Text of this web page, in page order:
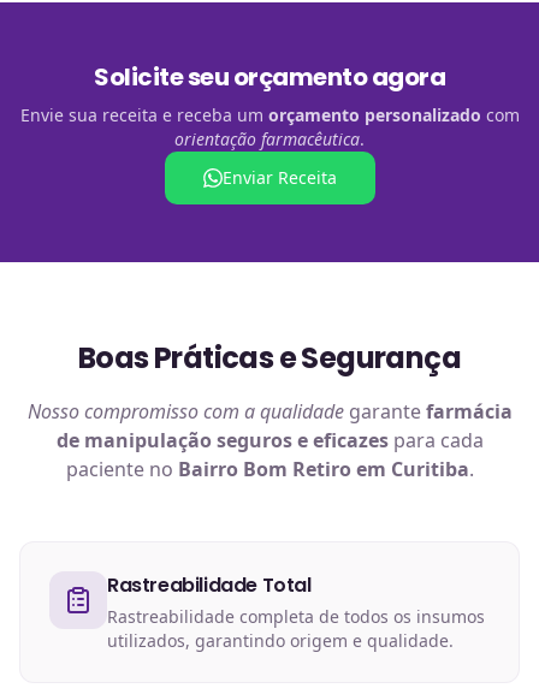
Solicite seu orçamento agora
Envie sua receita e receba um orçamento personalizado com
orientação farmacêutica.
Enviar Receita
Boas Práticas e Segurança
Nosso compromisso com a qualidadegarantefarmácia
de manipulaçãoseguros e eficazespara cada
paciente no Bairro Bom Retiro em Curitiba.
Rastreabilidade Total
Rastreabilidade completa de todos os insumos
utilizados, garantindo origem e qualidade.